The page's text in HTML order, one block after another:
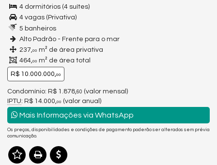
4 dormitórios (4 suítes)
4 vagas (Privativa)
5 banheiros
Alto Padrão - Frente para o mar
237,00 m² de área privativa
464,00 m² de área total
R$ 10.000.000,00
Condomínio: R$ 1.878, 60 (valor mensal)
IPTU: R$ 14.000, 00 (valor anual)
Mais Informações via WhatsApp
Os preços, disponibilidades e condições de pagamento poderão ser alterados sem prévia
comunicação.